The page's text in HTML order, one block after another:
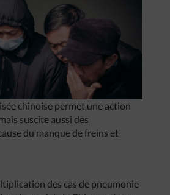
chinoise permet une action
suscite aussi des
du manque de freins et
des cas de pneumonie